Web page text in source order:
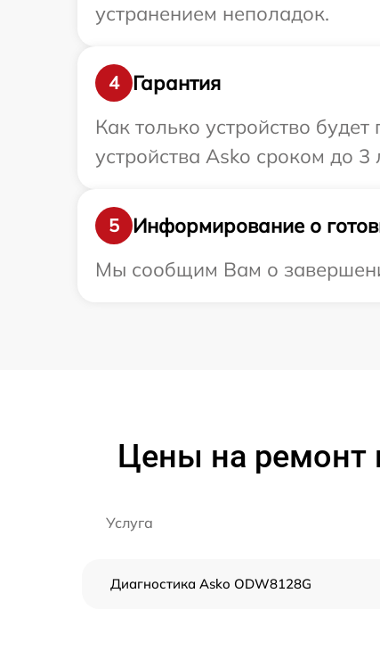
устранением неполадок.
4
Гарантия
Как только устройство
устройства Asko сроком до 3
5
Информирование о
Мы сообщим Вам о
Цены на ремонт
Услуга
Диагностика Asko ODW8128G